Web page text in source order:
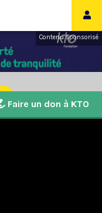
Contenu sponsorisé
Faire un don à KTO